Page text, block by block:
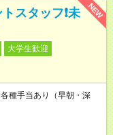
NEW
スタッフ❗未
大学生歓迎
種手当あり（早朝・深